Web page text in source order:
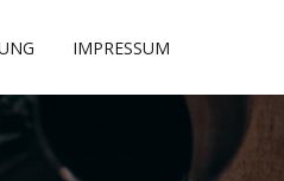
IMPRESSUM